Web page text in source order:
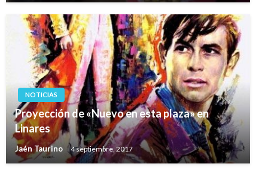
NOTICIAS
Proyección de «Nuevo en esta plaza» en
Linares
Jaén Taurino 4 septiembre, 2017